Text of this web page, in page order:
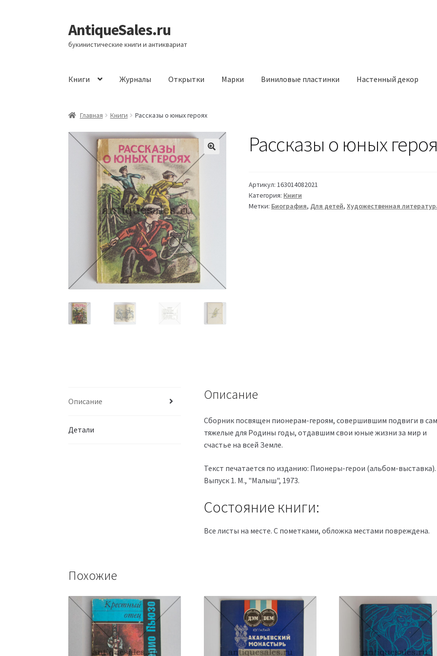
Перейти
к
навигации
Перейти
к
содержимому
AntiqueSales.ru
букинистические книги и антиквариат
Книги Журналы Открытки Марки Виниловые пластинки Настенный декор
ГлавнаяГлавная Книги Рассказы о юных героях
Рассказы о юных
Артикул:163014082021
Категория: Книги
Метки: Биография, Для детей,Художественная
Описание
Детали
Описание
Сборник посвящен пионерам-героям, совершившим подвиги в
тяжелые для Родины годы, отдавшим свои юные жизни за мир и
счастье на всей Земле.
Текст печатается по изданию: Пионеры-герои (альбом-выставка).
Выпуск 1. М., "Малыш", 1973.
Состояние книги:
Все листы на месте. С пометками, обложка местами повреждена.
Похожие